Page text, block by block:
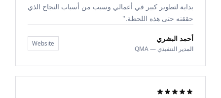
بداية لتطوير كبير في أعمالي وسبب من أسباب النجاح الذي
حققته حتى هذه اللحظة."
أحمد البشري
المدير التنفيذي — QMA
Website